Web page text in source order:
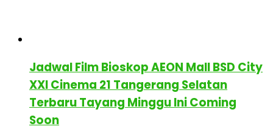
Jadwal Film Bioskop AEON Mall BSD City
XXI Cinema 21 Tangerang Selatan
Terbaru Tayang Minggu Ini Coming
Soon